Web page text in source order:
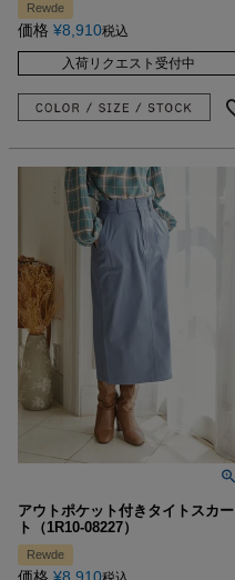
Rewde
価格 ¥8,910税込
入荷リクエスト受付中
アウトポケット付きタイトスカー
ト（1R10-08227）
Rewde
価格 ¥8,910